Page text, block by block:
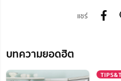
แชร์
บทความยอดฮิต